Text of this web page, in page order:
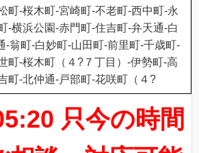
町-桜木町-宮崎町-不老町-西中町-永
-横浜公園-赤門町-住吉町-弁天通-白
-翁町-白妙町-山田町-前里町-千歳町-
町-桜木町（４?７丁目）-伊勢町-高
町-北仲通-戸部町-花咲町（４?
只今の時間